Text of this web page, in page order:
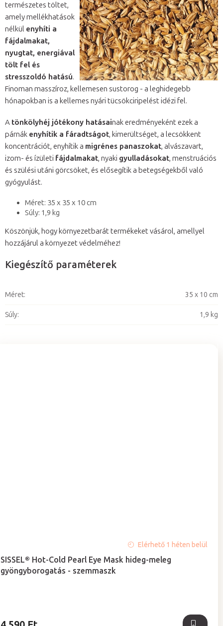
SISSEL® Hot-Cold Pearl Eye Mask hideg-meleg
gyöngyborogatás - szemmaszk
átlagos
értékelése
Elérhető 1 héten belül
természetes töltet,
amely mellékhatások
nélkül enyhíti a
fájdalmakat,
nyugtat, energiával
tölt fel és
stresszoldó hatású.
Finoman masszíroz, kellemesen sustorog - a leghidegebb
hónapokban is a kellemes nyári tücsökciripelést idézi fel.
A tönkölyhéj jótékony hatásainak eredményeként ezek a
párnák enyhítik a fáradtságot, kimerültséget, a lecsökkent
koncentrációt, enyhítik a migrénes panaszokat, alvászavart,
izom- és ízületi fájdalmakat, nyaki gyulladásokat, menstruációs
és szülési utáni görcsöket, és elősegítik a betegségekből való
gyógyulást.
Méret: 35 x 35 x 10 cm
Súly: 1,9 kg
Köszönjük, hogy környezetbarát termékeket vásárol, amellyel
hozzájárul a környezet védelméhez!
Kiegészítő paraméterek
Méret: 35 x 10 cm
Súly: 1,9 kg